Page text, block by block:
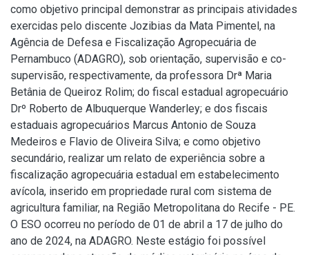
como objetivo principal demonstrar as principais atividades
exercidas pelo discente Jozibias da Mata Pimentel, na
Agência de Defesa e Fiscalização Agropecuária de
Pernambuco (ADAGRO), sob orientação, supervisão e co-
supervisão, respectivamente, da professora Drª Maria
Betânia de Queiroz Rolim; do fiscal estadual agropecuário
Drº Roberto de Albuquerque Wanderley; e dos fiscais
estaduais agropecuários Marcus Antonio de Souza
Medeiros e Flavio de Oliveira Silva; e como objetivo
secundário, realizar um relato de experiência sobre a
fiscalização agropecuária estadual em estabelecimento
avícola, inserido em propriedade rural com sistema de
agricultura familiar, na Região Metropolitana do Recife - PE.
O ESO ocorreu no período de 01 de abril a 17 de julho do
ano de 2024, na ADAGRO. Neste estágio foi possível